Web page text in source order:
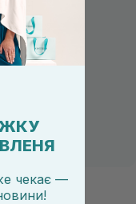
UAH
чекає —